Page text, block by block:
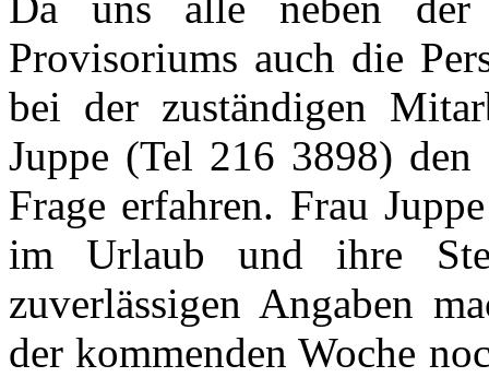
Provisoriums auch die
bei der zuständigen
Juppe (Tel 216 3898)
Frage erfahren. Frau
im Urlaub und ihre
zuverlässigen Angaben
der kommenden Woche